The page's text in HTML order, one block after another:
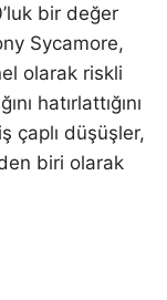
bir değer
Sycamore,
olarak riskli
hatırlattığını
çaplı düşüşler,
biri olarak